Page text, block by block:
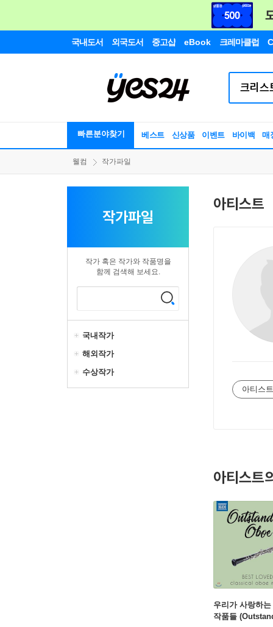
국내도서 외국도서 중고샵 eBook 크레마클럽
빠른분야찾기 베스트 신상품 이벤트 바이백 매
웰컴 작가파일
작가파일
작가 혹은 작가와 작품명을
함께 검색해 보세요.
국내작가
해외작가
수상작가
아티스트
아티스
아티스트
우리가 사랑하
작품들